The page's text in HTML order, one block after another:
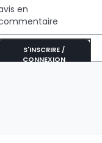
en
S'INSCRIRE /
CONNEXION